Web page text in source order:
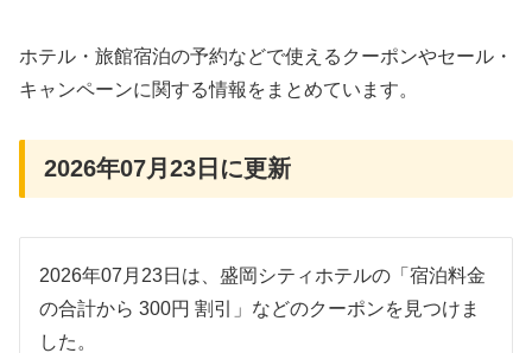
ホテル・旅館宿泊の予約などで使えるクーポンやセール・
キャンペーンに関する情報をまとめています。
2026年07月23日に更新
2026年07月23日は、盛岡シティホテルの「宿泊料金
の合計から 300円 割引」などのクーポンを見つけま
した。